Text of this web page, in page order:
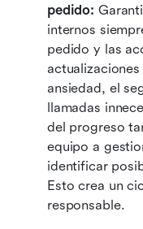
pedido:
internos
pedido y las
ansiedad, el
llamadas
del progreso
equipo a
identificar
Esto crea un
responsable.